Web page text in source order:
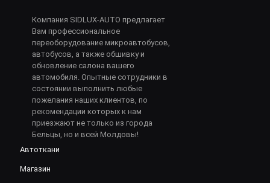
Компания SIDLUX-AUTO предлагает
Вам профессиональное
переоборудование микроавтобусов,
автобусов, а также обшивку и
обновление салона вашего
автомобиля. Опытные сотрудники в
состоянии выполнить любые
пожелания наших клиентов, по
рекомендации которых к нам
приезжают не только из города
Бельцы, но и всей Молдовы!
Автоткани
Магазин